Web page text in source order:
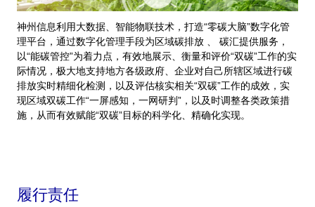
神州信息利用大数据、智能物联技术，打造“零碳大脑”数字化管
理平台，通过数字化管理手段为区域碳排放 、 碳汇提供服务，
以“能碳管控”为着力点，有效地展示、衡量和评价“双碳”工作的实
际情况，极大地支持地方各级政府、企业对自己所辖区域进行碳
排放实时精细化检测，以及评估核实相关“双碳”工作的成效，实
现区域双碳工作“一屏感知，一网研判”，以及时调整各类政策措
施，从而有效赋能“双碳”目标的科学化、精确化实现。
履行责任